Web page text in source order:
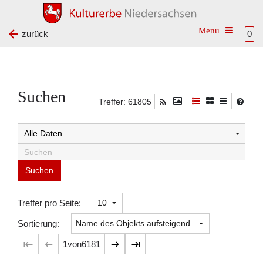
0
Toggle
zurück
Suchen Treffer: 61805
Suchtreffer:
Treffer pro Seite:
Sortierung:
1von6181